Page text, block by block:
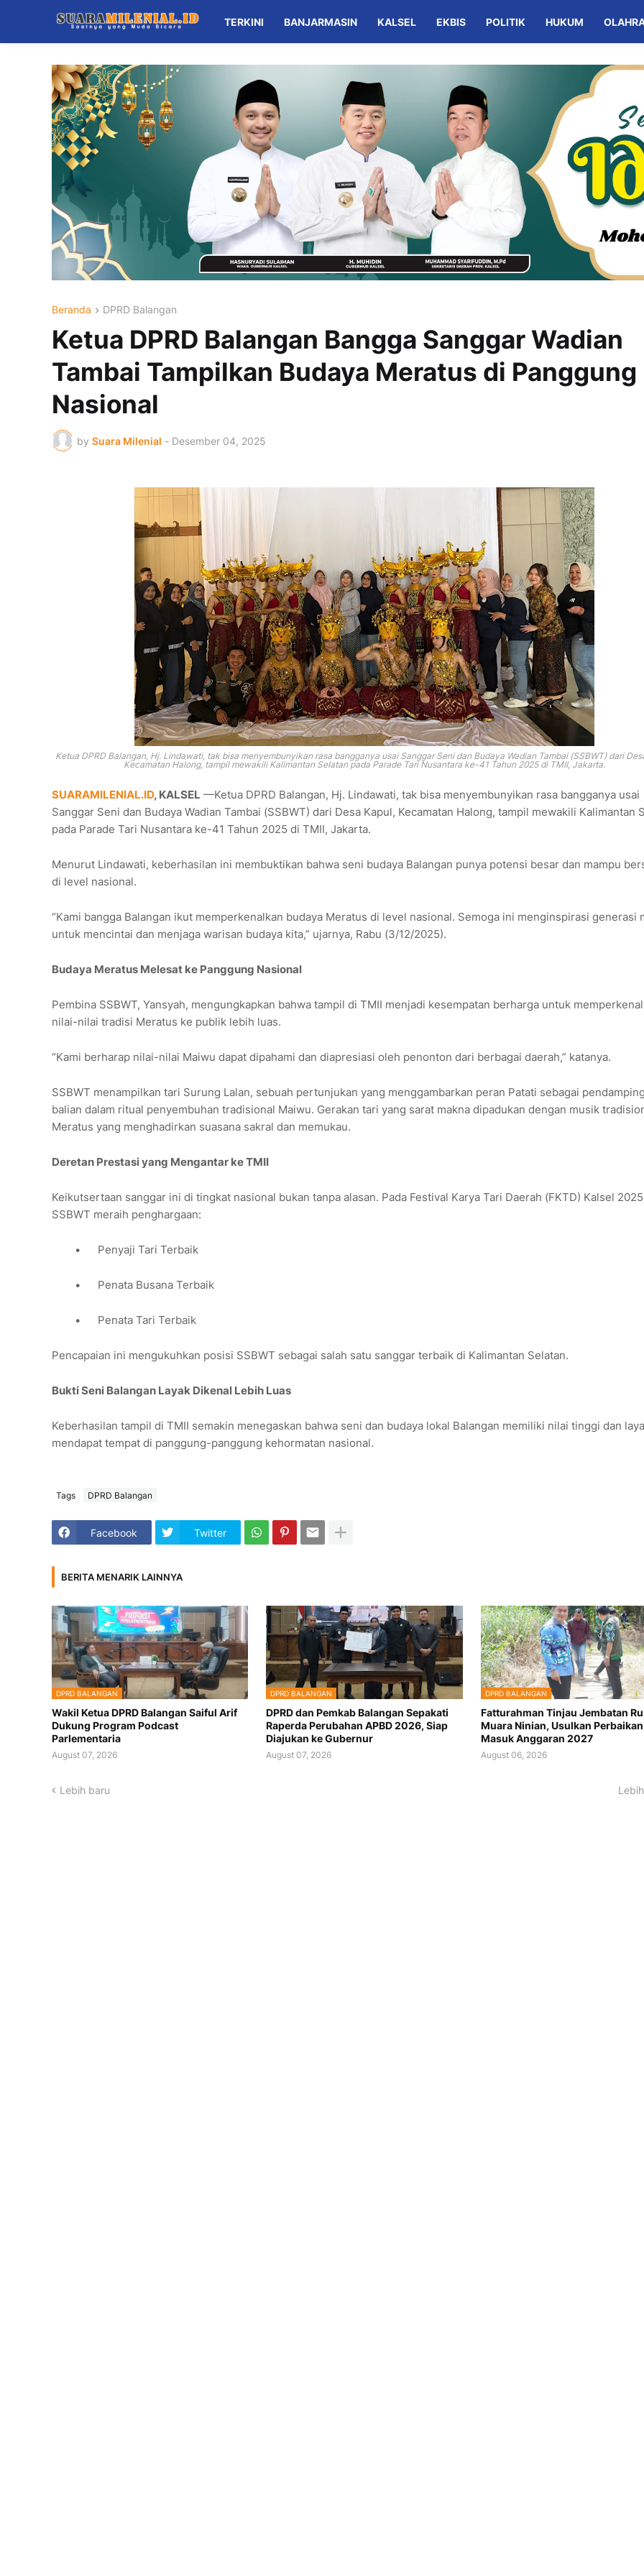
TERKINI BANJARMASIN KALSEL EKBIS POLITIK HUKUM
Beranda DPRD Balangan
Ketua DPRD Balangan Bangga Sanggar Wadian
Tambai Tampilkan Budaya Meratus di Panggung
Nasional
by Suara Milenial - Desember 04, 2025
Ketua DPRD Balangan, Hj. Lindawati, tak bisa menyembunyikan rasa bangganya usai Sanggar Seni dan Budaya Wadian Tambai (SSBWT) dari
Kecamatan Halong, tampil mewakili Kalimantan Selatan pada Parade Tari Nusantara ke-41 Tahun 2025 di TMII, Jakarta.
SUARAMILENIAL.ID, KALSEL —Ketua DPRD Balangan, Hj. Lindawati, tak bisa menyembunyikan rasa bangganya usai
Sanggar Seni dan Budaya Wadian Tambai (SSBWT) dari Desa Kapul, Kecamatan Halong, tampil mewakili Kalimantan
pada Parade Tari Nusantara ke-41 Tahun 2025 di TMII, Jakarta.
Menurut Lindawati, keberhasilan ini membuktikan bahwa seni budaya Balangan punya potensi besar dan mampu
di level nasional.
“Kami bangga Balangan ikut memperkenalkan budaya Meratus di level nasional. Semoga ini menginspirasi generasi
untuk mencintai dan menjaga warisan budaya kita,” ujarnya, Rabu (3/12/2025).
Budaya Meratus Melesat ke Panggung Nasional
Pembina SSBWT, Yansyah, mengungkapkan bahwa tampil di TMII menjadi kesempatan berharga untuk
nilai-nilai tradisi Meratus ke publik lebih luas.
“Kami berharap nilai-nilai Maiwu dapat dipahami dan diapresiasi oleh penonton dari berbagai daerah,” katanya.
SSBWT menampilkan tari Surung Lalan, sebuah pertunjukan yang menggambarkan peran Patati sebagai
balian dalam ritual penyembuhan tradisional Maiwu. Gerakan tari yang sarat makna dipadukan dengan musik
Meratus yang menghadirkan suasana sakral dan memukau.
Deretan Prestasi yang Mengantar ke TMII
Keikutsertaan sanggar ini di tingkat nasional bukan tanpa alasan. Pada Festival Karya Tari Daerah (FKTD) Kalsel
SSBWT meraih penghargaan:
• Penyaji Tari Terbaik
• Penata Busana Terbaik
• Penata Tari Terbaik
Pencapaian ini mengukuhkan posisi SSBWT sebagai salah satu sanggar terbaik di Kalimantan Selatan.
Bukti Seni Balangan Layak Dikenal Lebih Luas
Keberhasilan tampil di TMII semakin menegaskan bahwa seni dan budaya lokal Balangan memiliki nilai tinggi dan
mendapat tempat di panggung-panggung kehormatan nasional.
Tags DPRD Balangan
Facebook Twitter
BERITA MENARIK LAINNYA
DPRD BALANGAN
Wakil Ketua DPRD Balangan Saiful Arif
Dukung Program Podcast
Parlementaria
August 07, 2026
DPRD BALANGAN
DPRD dan Pemkab Balangan Sepakati
Raperda Perubahan APBD 2026, Siap
Diajukan ke Gubernur
August 07, 2026
DPRD BALANGAN
Fatturahman Tinjau Jembatan
Muara Ninian, Usulkan Perbaikan
Masuk Anggaran 2027
August 06, 2026
Lebih baru